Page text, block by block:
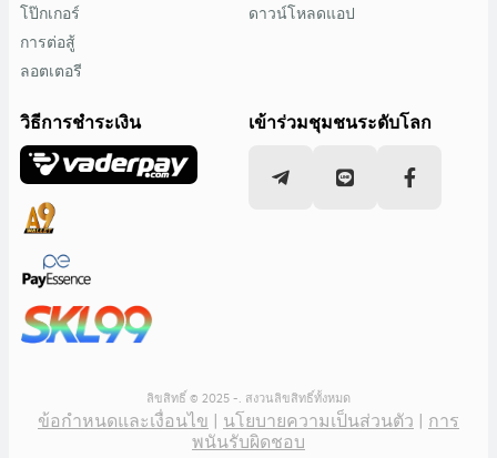
โป๊กเกอร์
การต่อสู้
ลอตเตอรี
ดาวน์โหลดแอป
วิธีการชำระเงิน เข้าร่วมชุมชนระดับโลก
ลิขสิทธิ์ © 2025 -. สงวนลิขสิทธิ์ทั้งหมด
ข้อกำหนดและเงื่อนไข นโยบายความเป็นส่วนตัว
การ
พนันรับผิดชอบ